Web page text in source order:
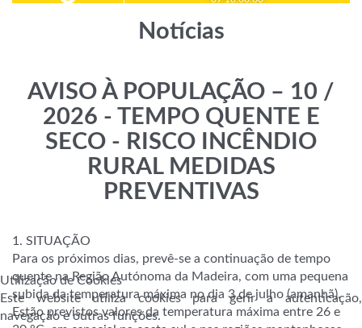
Notícias
AVISO À POPULAÇÃO – 10 /
2026 - TEMPO QUENTE E
SECO - RISCO INCÊNDIO
RURAL MEDIDAS
PREVENTIVAS
1. SITUAÇÃO
Para os próximos dias, prevê-se a continuação de tempo
quente na Região Autónoma da Madeira, com uma pequena
subida da temperatura máxima no dia 3 de julho (amanhã).
Estão previstos valores da temperatura máxima entre 26 e
Utilização de Cookies
Este website utiliza cookies para gerir a autenticação,
navegação e outras funções.